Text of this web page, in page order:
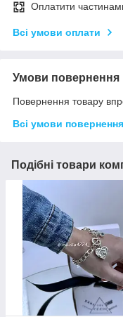
Оплатити
Всі умови оплати
Умови повернення
Повернення товару
Всі умови повернення
Подібні товари